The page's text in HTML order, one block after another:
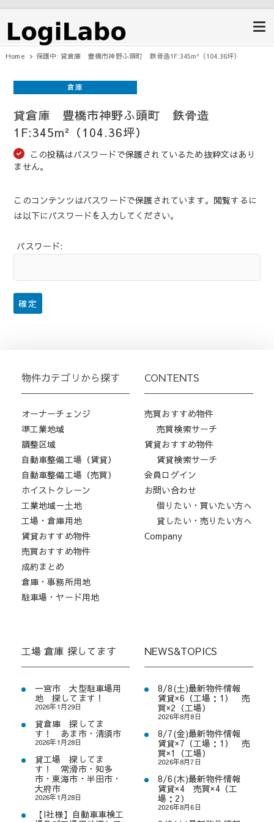
ロジラボ
動車整備工場・倉庫・事業用不動産
のポータルサイト
Home 保護中: 貸倉庫 豊橋市神野ふ頭町 鉄骨造1F:345m²（104.36坪）
倉庫
貸倉庫 豊橋市神野ふ頭町 鉄骨造
1F:345m²（104.36坪）
この投稿はパスワードで保護されているため抜粋文はあり
ません。
このコンテンツはパスワードで保護されています。閲覧するに
は以下にパスワードを入力してください。
パスワード:
物件カテゴリから探す
オーナーチェンジ
準工業地域
調整区域
自動車整備工場（賃貸）
自動車整備工場（売買）
ホイストクレーン
工業地域－土地
工場・倉庫用地
賃貸おすすめ物件
売買おすすめ物件
成約まとめ
倉庫・事務所用地
駐車場・ヤード用地
CONTENTS
売買おすすめ物件
売買検索サーチ
賃貸おすすめ物件
賃貸検索サーチ
会員ログイン
お問い合わせ
借りたい・買いたい方へ
貸したい・売りたい方へ
Company
工場 倉庫 探してます
一宮市 大型駐車場用
地 探してます！
2026年1月29日
貸倉庫 探してま
す！ あま市・清須市
2026年1月28日
貸工場 探してま
す！ 常滑市・知多
市・東海市・半田市・
大府市
2026年1月28日
【I社様】自動車車検工
NEWS&TOPICS
8/8(土)最新物件情報
賃貸×6（工場：1） 売
買×2（工場）
2026年8月8日
8/7(金)最新物件情報
賃貸×7（工場：1） 売
買×1（工場）
2026年8月7日
8/6(木)最新物件情報
賃貸×4 売買×4（工
場：2）
2026年8月6日